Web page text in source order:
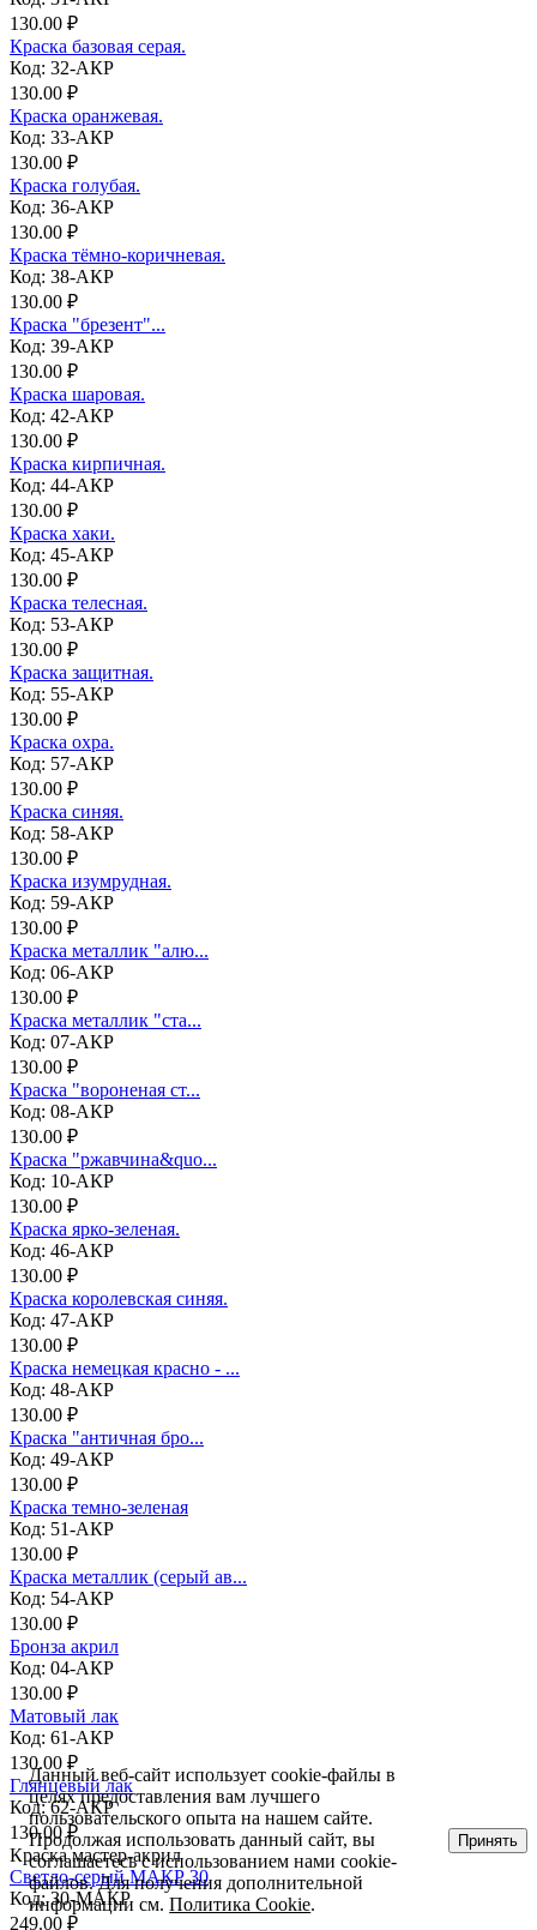
130.00 ₽
Краска базовая серая.
Код: 32-АКР
130.00 ₽
Краска оранжевая.
Код: 33-АКР
130.00 ₽
Краска голубая.
Код: 36-АКР
130.00 ₽
Краска тёмно-коричневая.
Код: 38-АКР
130.00 ₽
Краска "брезент"...
Код: 39-АКР
130.00 ₽
Краска шаровая.
Код: 42-АКР
130.00 ₽
Краска кирпичная.
Код: 44-АКР
130.00 ₽
Краска хаки.
Код: 45-АКР
130.00 ₽
Краска телесная.
Код: 53-АКР
130.00 ₽
Краска защитная.
Код: 55-АКР
130.00 ₽
Краска охра.
Код: 57-АКР
130.00 ₽
Краска синяя.
Код: 58-АКР
130.00 ₽
Краска изумрудная.
Код: 59-АКР
130.00 ₽
Краска металлик "алю...
Код: 06-АКР
130.00 ₽
Краска металлик "ста...
Код: 07-АКР
130.00 ₽
Краска "вороненая ст...
Код: 08-АКР
130.00 ₽
Краска "ржавчина&quo...
Код: 10-АКР
130.00 ₽
Краска ярко-зеленая.
Код: 46-АКР
130.00 ₽
Краска королевская синяя.
Код: 47-АКР
130.00 ₽
Краска немецкая красно - ...
Код: 48-АКР
130.00 ₽
Краска "античная бро...
Код: 49-АКР
130.00 ₽
Краска темно-зеленая
Код: 51-АКР
130.00 ₽
Краска металлик (серый ав...
Код: 54-АКР
130.00 ₽
Бронза акрил
Код: 04-АКР
130.00 ₽
Матовый лак
Код: 61-АКР
130.00 ₽
Глянцевый лак
Код: 62-АКР
130.00 ₽
Краска мастер-акрил
Светло-серый МАКР 30
Код: 30-МАКР
249.00 ₽
Данный веб-сайт использует cookie-файлы в
целях предоставления вам лучшего
пользовательского опыта на нашем сайте.
Продолжая использовать данный сайт, вы
соглашаетесь с использованием нами cookie-
файлов. Для получения дополнительной
информации см.Политика Cookie.
Принять